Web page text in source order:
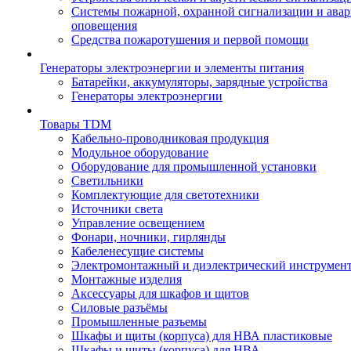
Системы пожарной, охранной сигнализации и
оповещения
Средства пожаротушения и первой помощи
Генераторы электроэнергии и элементы питания
Батарейки, аккумуляторы, зарядные устройства
Генераторы электроэнергии
Товары TDM
Кабельно-проводниковая продукция
Модульное оборудование
Оборудование для промышленной установки
Светильники
Комплектующие для светотехники
Источники света
Управление освещением
Фонари, ночники, гирлянды
Кабеленесущие системы
Электромонтажный и диэлектрический
Монтажные изделия
Аксессуары для шкафов и щитов
Силовые разъёмы
Промышленные разъемы
Шкафы и щиты (корпуса) для НВА пластиковые